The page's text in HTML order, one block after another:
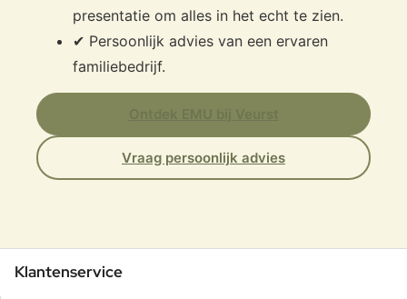
presentatie om alles in het echt te zien.
✔ Persoonlijk advies van een ervaren
familiebedrijf.
Vraag persoonlijk advies
Klantenservice